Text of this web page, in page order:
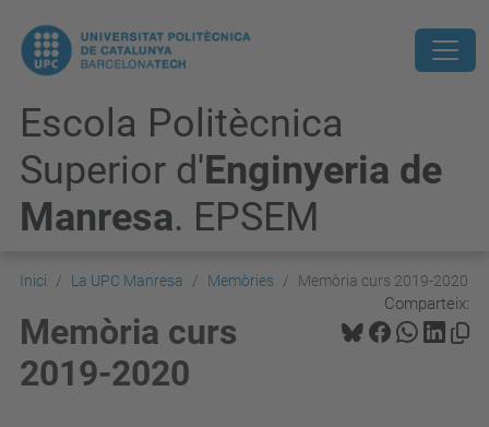
Escola Politècnica
Superior d'Enginyeria de
Manresa. EPSEM
Inici La UPC Manresa Memòries Memòria curs 2019-2020
Comparteix:
Memòria curs
2019-2020